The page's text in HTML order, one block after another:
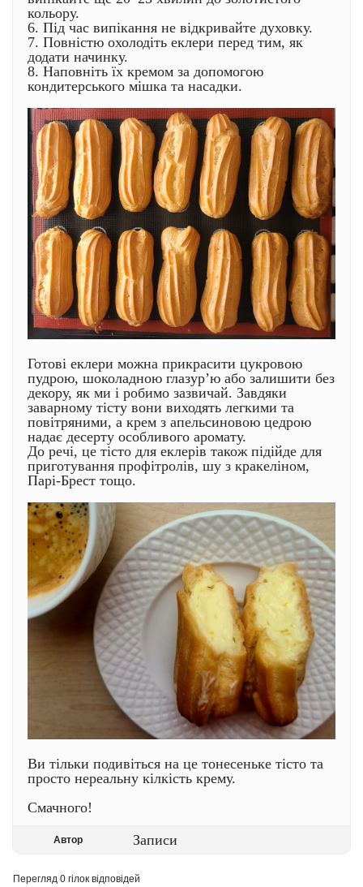
кольору.
6. Під час випікання не відкривайте духовку.
7. Повністю охолодіть еклери перед тим, як
додати начинку.
8. Наповніть їх кремом за допомогою
кондитерського мішка та насадки.
Готові еклери можна прикрасити цукровою
пудрою, шоколадною глазур’ю або залишити без
декору, як ми і робимо зазвичай. Завдяки
заварному тісту вони виходять легкими та
повітряними, а крем з апельсиновою цедрою
надає десерту особливого аромату.
До речі, це тісто для еклерів також підійде для
приготування профітролів, шу з кракеліном,
Парі-Брест тощо.
Ви тільки подивіться на це тонесеньке тісто та
просто нереальну кілкість крему.
Смачного!
Автор Записи
Перегляд 0 гілок відповідей